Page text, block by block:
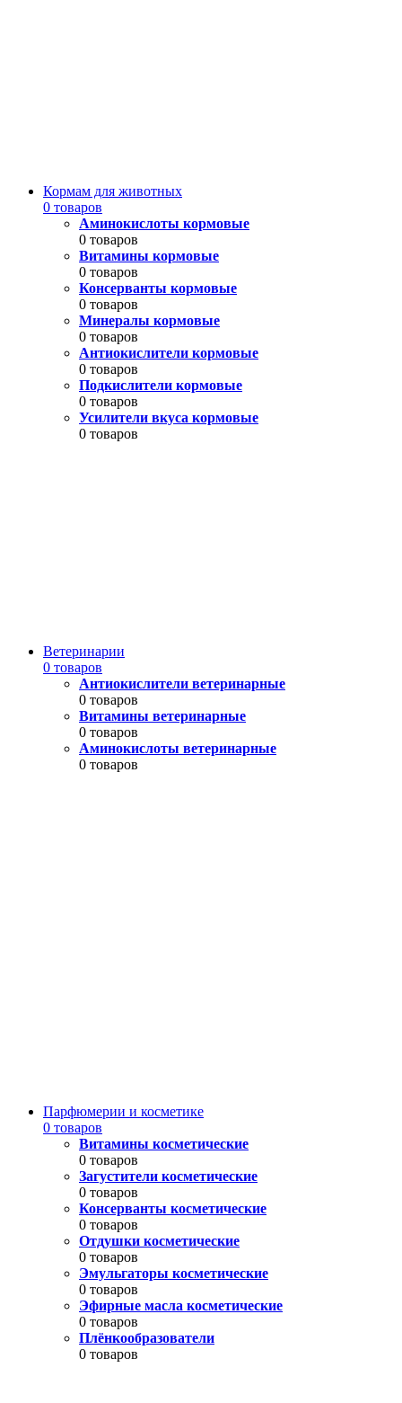
Кормам для животных
0 товаров
Аминокислоты кормовые
0 товаров
Витамины кормовые
0 товаров
Консерванты кормовые
0 товаров
Минералы кормовые
0 товаров
Антиокислители кормовые
0 товаров
Подкислители кормовые
0 товаров
Усилители вкуса кормовые
0 товаров
Ветеринарии
0 товаров
Антиокислители ветеринарные
0 товаров
Витамины ветеринарные
0 товаров
Аминокислоты ветеринарные
0 товаров
Парфюмерии и косметике
0 товаров
Витамины косметические
0 товаров
Загустители косметические
0 товаров
Консерванты косметические
0 товаров
Отдушки косметические
0 товаров
Эмульгаторы косметические
0 товаров
Эфирные масла косметические
0 товаров
Плёнкообразователи
0 товаров